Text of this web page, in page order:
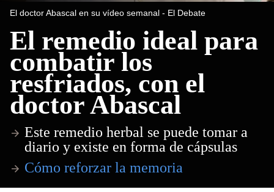
El doctor Abascal en su vídeo semanal El Debate
El remedio ideal para
combatir los
resfriados, con el
doctor Abascal
Este remedio herbal se puede tomar a
diario y existe en forma de cápsulas
Cómo reforzar la memoria